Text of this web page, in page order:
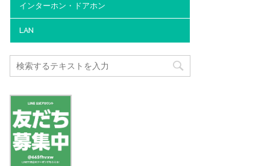
インターホン・ドアホン
LAN